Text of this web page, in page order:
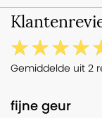
Gemiddelde uit 2
fijne geur